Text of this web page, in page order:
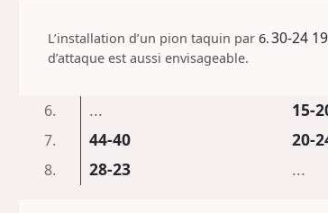
L’installation d’un pion taquin par6.30-24
d’attaque est aussi envisageable.
6. ... 15-
7. 44-40 20-
8. 28-23 ...